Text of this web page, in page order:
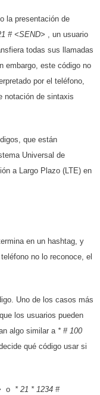
la presentación de
# <SEND>, un usuario
todas sus llamadas
embargo, este código no
por el teléfono,
notación de sintaxis
que están
Universal de
a Largo Plazo (LTE) en
en un hashtag, y
no lo reconoce, el
Uno de los casos más
los usuarios pueden
algo similar a * # 100
qué código usar si
o * 21 * 1234 #